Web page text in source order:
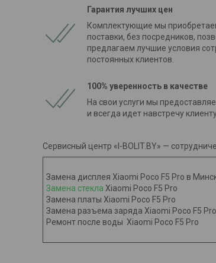
Гарантия лучших цен
Комплектующие мы
поставки, без посредников,
предлагаем лучшие условия
постоянных клиентов.
100% уверенность в качестве
На свои услуги мы
и всегда идет навстречу
Сервисный центр «I-BOLIT.BY» —
Замена дисплея Xiaomi Poco F5 Pro в
Замена стекла Xiaomi Poco F5 Pro
Замена платы Xiaomi Poco F5 Pro
Замена разъема заряда Xiaomi Poco F5 Pro
Ремонт после воды Xiaomi Poco F5 Pro